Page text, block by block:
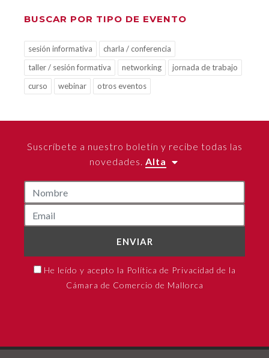
BUSCAR POR TIPO DE EVENTO
sesión informativa
charla / conferencia
taller / sesión formativa
networking
jornada de trabajo
curso
webinar otros eventos
Suscríbete a nuestro boletín y recibe todas las
novedades. Alta
ENVIAR
He leído y acepto la Política de Privacidad de la
Cámara de Comercio de Mallorca